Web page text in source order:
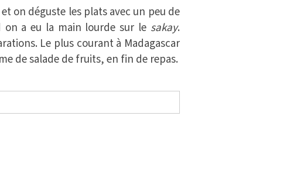
on déguste les plats avec un peu de
on a eu la main lourde sur le sakay.
Le plus courant à Madagascar
de salade de fruits, en fin de repas.